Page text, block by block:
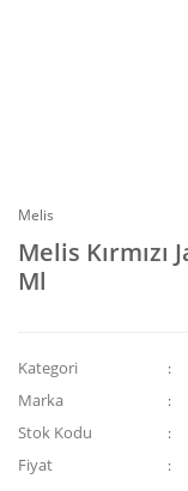
Melis
Melis
Ml
Kategori
Marka
Stok Kodu
Fiyat